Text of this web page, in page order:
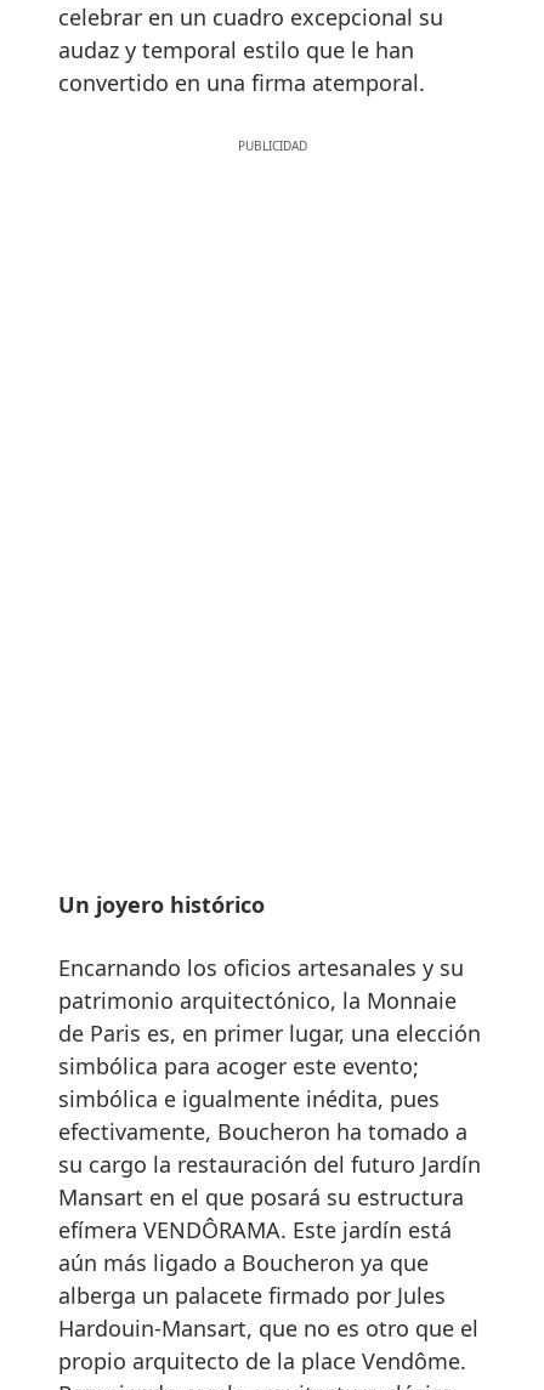
celebrar en un cuadro excepcional su
audaz y temporal estilo que le han
convertido en una firma atemporal.
Un joyero histórico
Encarnando los oficios artesanales y su
patrimonio arquitectónico, la Monnaie
de Paris es, en primer lugar, una elección
simbólica para acoger este evento;
simbólica e igualmente inédita, pues
efectivamente, Boucheron ha tomado a
su cargo la restauración del futuro Jardín
Mansart en el que posará su estructura
efímera VENDÔRAMA. Este jardín está
aún más ligado a Boucheron ya que
alberga un palacete firmado por Jules
Hardouin-Mansart, que no es otro que el
propio arquitecto de la place Vendôme.